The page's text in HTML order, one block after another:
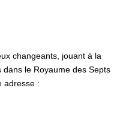
changeants, jouant à la
le Royaume des Septs
adresse :